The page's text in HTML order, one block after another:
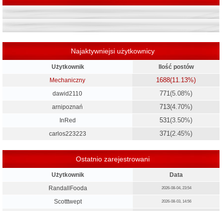
Najaktywniejsi użytkownicy
Użytkownik
Ilość postów
Mechaniczny
1688(11.13%)
dawid2110 771(5.08%)
arnipoznań 713(4.70%)
InRed 531(3.50%)
carlos223223 371(2.45%)
Ostatnio zarejestrowani
Użytkownik
Data
RandallFooda
2026-08-04, 23:54
Scotttwept 2026-08-03, 14:56